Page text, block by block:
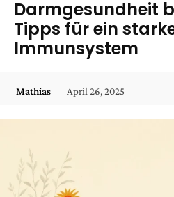
Darmgesundheit
Tipps für ein
Immunsystem
Mathias April 26, 2025